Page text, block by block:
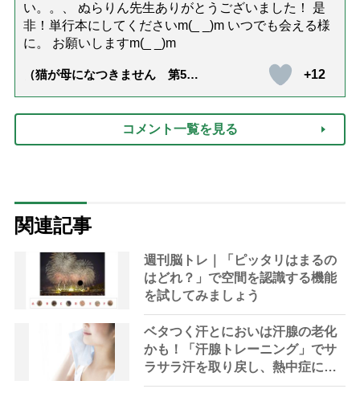
い。。、 ぬらりん先生ありがとうございました！ 是
非！単行本にしてくださいm(_ _)m いつでも会える様
に。 お願いしますm(_ _)m
（猫が母になつきません 第500
+12
コメント一覧を見る
関連記事
週刊脳トレ｜「ピッタリはまるの
はどれ？」で空間を認識する機能
を試してみましょう
ベタつく汗とにおいは汗腺の老化
かも！「汗腺トレーニング」でサ
ラサラ汗を取り戻し、熱中症に負
けない体へ